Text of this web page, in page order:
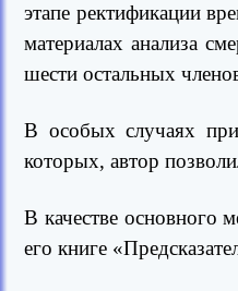
этапе ректификации
материалах анализа
шести остальных
В особых случаях
которых, автор
В качестве основного
его книге